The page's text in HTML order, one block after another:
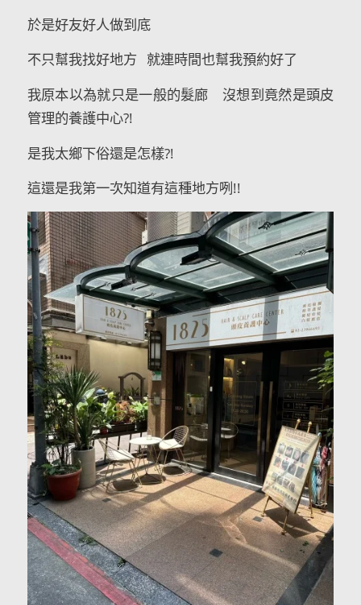
於是好友好人做到底
不只幫我找好地方 就連時間也幫我預約好了
我原本以為就只是一般的髮廊 沒想到竟然是頭皮
管理的養護中心?!
是我太鄉下俗還是怎樣?!
這還是我第一次知道有這種地方咧!!